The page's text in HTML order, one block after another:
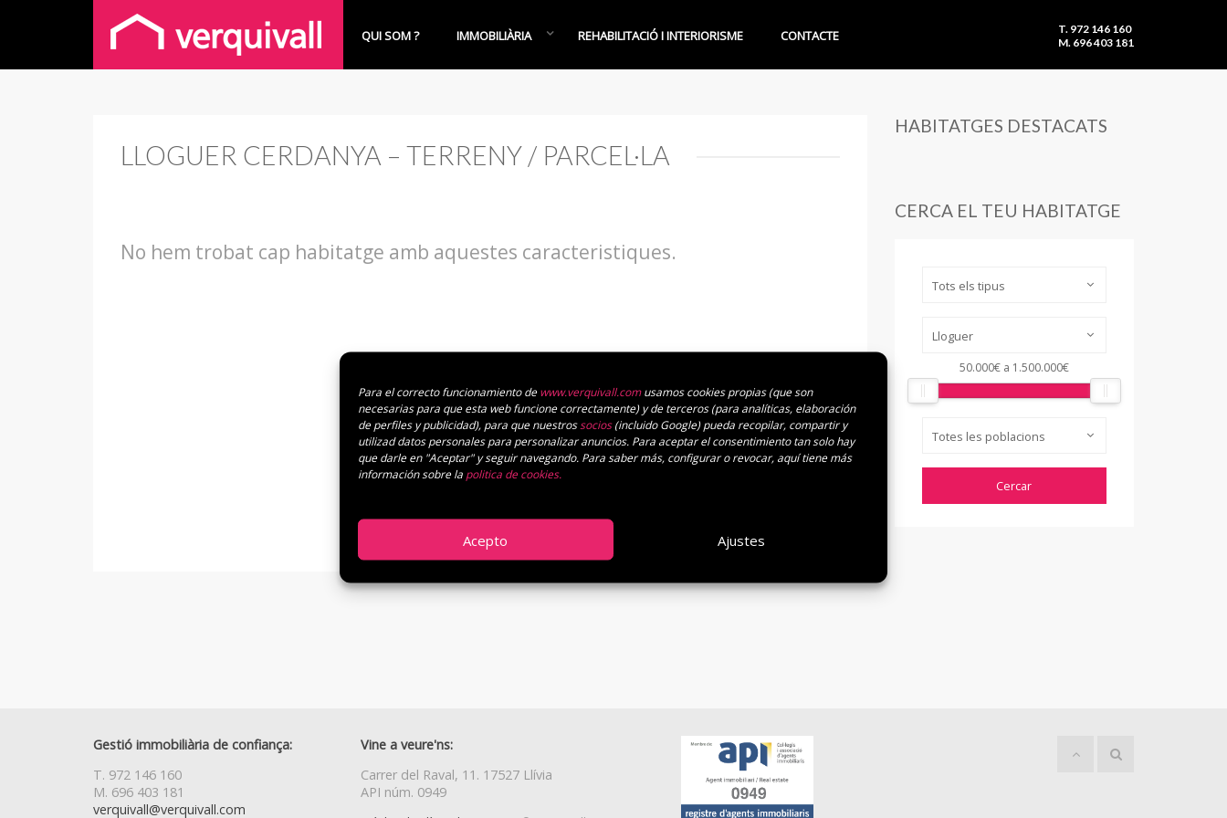
Para el correcto funcionamiento dewww.verquivall.comusamos cookies propias (que son
necesarias para que esta web funcione correctamente) y de terceros (para analíticas, elaboración
de perfiles y publicidad), para que nuestrossocios(incluido Google) pueda recopilar, compartir y
utilizad datos personales para personalizar anuncios. Para aceptar el consentimiento tan solo hay
que darle en "Aceptar" y seguir navegando. Para saber más, configurar o revocar, aquí tiene más
información sobre la politica de cookies.
Acepto Ajustes
QUI SOM ? IMMOBILIÀRIA REHABILITACIÓ I INTERIORISME CONTACTE
T. 972 146 160
M. 696 403 181
LLOGUER CERDANYA – TERRENY / PARCEL·LA
No hem trobat cap habitatge amb aquestes caracteristiques.
HABITATGES DESTACATS
CERCA EL TEU HABITATGE
Tots els tipus
Lloguer
50.000€a 1.500.000€
Totes les poblacions
Gestió immobiliària de confiança:
T. 972 146 160
M. 696 403 181
verquivall@verquivall.com
Vine a veure'ns:
Carrer del Raval, 11. 17527 Llívia
API núm. 0949